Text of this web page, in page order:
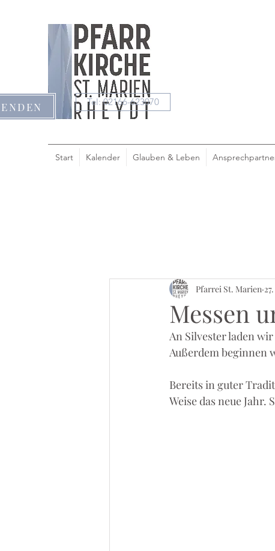
Tel: 02166-623070
Start Kalender Glauben & Leben
Messen
Pfarrei St. Marien
An Silvester laden
Außerdem beginnen
Bereits in guter
Weise das neue